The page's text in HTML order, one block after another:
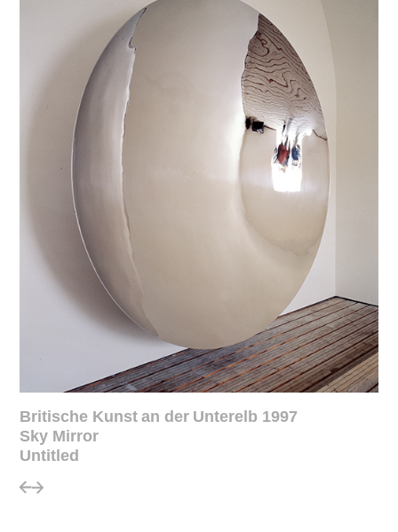
Britische Kunst an der Unterelb 1997
Sky Mirror
Untitled